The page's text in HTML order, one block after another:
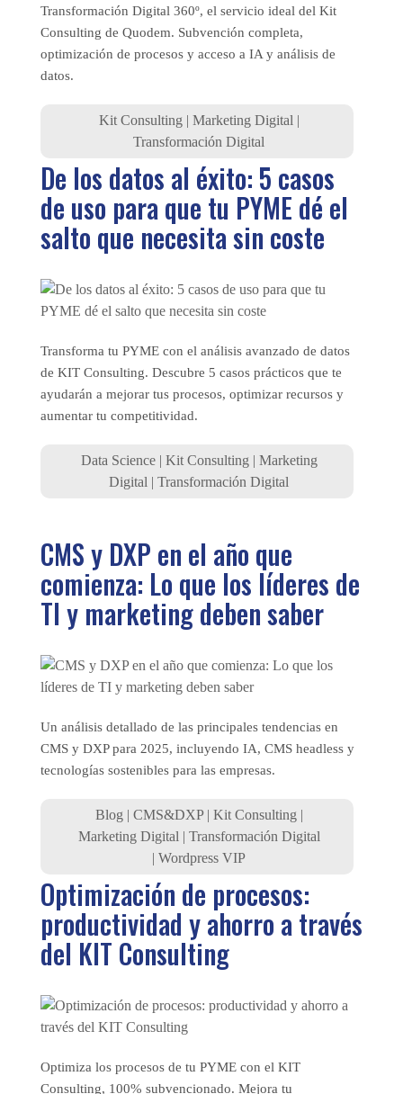
Transformación Digital 360º, el servicio ideal del Kit
Consulting de Quodem. Subvención completa,
optimización de procesos y acceso a IA y análisis de
datos.
Kit Consulting | Marketing Digital |
Transformación Digital
De los datos al éxito: 5 casos
de uso para que tu PYME dé el
salto que necesita sin coste
Transforma tu PYME con el análisis avanzado de datos
de KIT Consulting. Descubre 5 casos prácticos que te
ayudarán a mejorar tus procesos, optimizar recursos y
aumentar tu competitividad.
Data Science| Kit Consulting | Marketing
Digital | Transformación Digital
CMS y DXP en el año que
comienza: Lo que los líderes de
TI y marketing deben saber
Un análisis detallado de las principales tendencias en
CMS y DXP para 2025, incluyendo IA, CMS headless y
tecnologías sostenibles para las empresas.
Blog | CMS&DXP| Kit Consulting |
Marketing Digital | Transformación Digital
| Wordpress VIP
Optimización de procesos:
productividad y ahorro a través
del KIT Consulting
Optimiza los procesos de tu PYME con el KIT
Consulting, 100% subvencionado. Mejora tu